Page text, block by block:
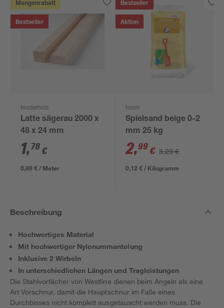
Mengenrabatt
Bestseller
binderholz
Latte sägerau 2000 x
48 x 24 mm
1,78 €
0,89 € / Meter
Bestseller
Aktion
toom
Spielsand beige 0-2
mm 25 kg
2,99 € 3,29 €
0,12 € / Kilogramm
Beschreibung
Hochwertiges Material
Mit hochwertiger Nylonummantelung
Inklusive 2 Wirbeln
In unterschiedlichen Längen und Tragleistungen
Die Stahlvorfächer von Westline dienen beim Angeln als eine
Art Vorschnur, damit die Hauptschnur im Falle eines
Durchbisses nicht komplett ausgetauscht werden muss. Die